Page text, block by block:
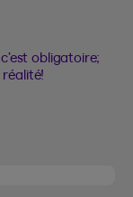
obligatoire;